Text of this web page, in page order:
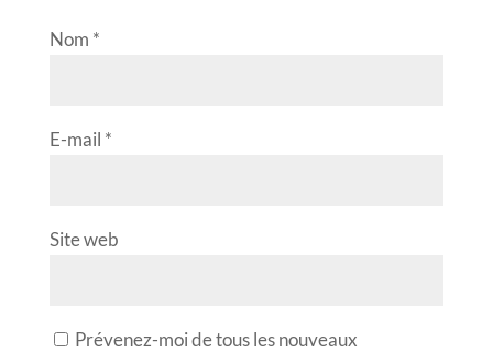
Nom *
E-mail *
Site web
Prévenez-moi de tous les nouveaux